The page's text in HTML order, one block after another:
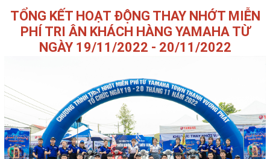
TỔNG KẾT HOẠT ĐỘNG THAY NHỚT MIỄN
PHÍ TRI ÂN KHÁCH HÀNG YAMAHA TỪ
NGÀY 19/11/2022 - 20/11/2022